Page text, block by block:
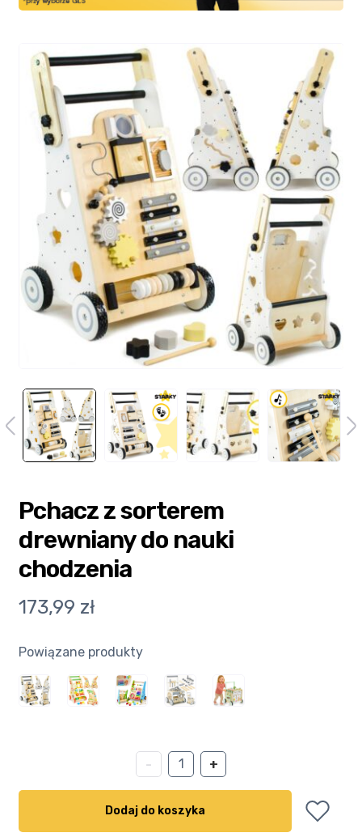
Kontakt
Koszyk
Moje konto
Polityka prywatności
Program partnerski
Regulamin Klubu Zolta.pl
Regulamin sklepu
Wysyłka i płatność
Pchacz z sorterem
drewniany do nauki
chodzenia
173,99 zł
Powiązane produkty
ilość
Pchacz
sorterem
- +
Dodaj do koszyka